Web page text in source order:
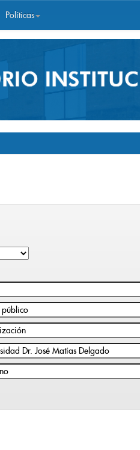
Políticas